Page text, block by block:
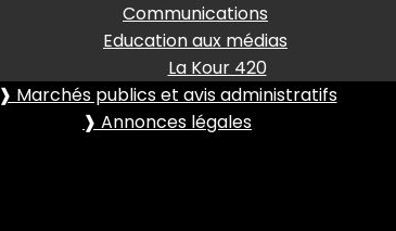
Communications
Education aux médias
La Kour 420
❱ Marchés publics et avis administratifs
❱ Annonces légales